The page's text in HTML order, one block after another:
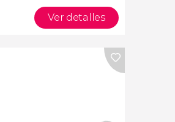
Ver detalles